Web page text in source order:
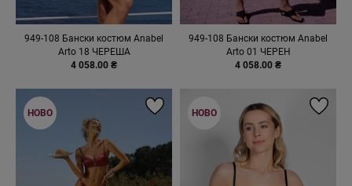
949-108 Бански костюм Anabel
Arto 18 ЧЕРЕША
4 058.00 ₴
949-108 Бански костюм Anabel
Arto 01 ЧЕРЕН
4 058.00 ₴
НОВО НОВО